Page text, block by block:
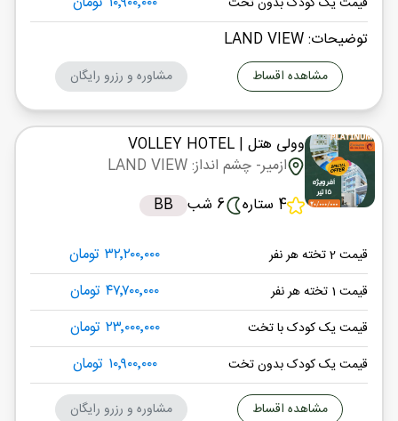
توضیحات: LAND VIEW
مشاهده اقساط مشاوره و رزرو رایگان
وولی هتل | VOLLEY HOTEL
ازمیر- چشم انداز: LAND VIEW
4 ستاره
6 شب BB
قیمت 2 تخته هر نفر ۳۲٬۲۰۰٬۰۰۰ تومان
قیمت 1 تخته هر نفر ۴۷٬۷۰۰٬۰۰۰ تومان
قیمت یک کودک با تخت ۲۳٬۰۰۰٬۰۰۰ تومان
قیمت یک کودک بدون تخت ۱۰٬۹۰۰٬۰۰۰ تومان
مشاهده اقساط مشاوره و رزرو رایگان